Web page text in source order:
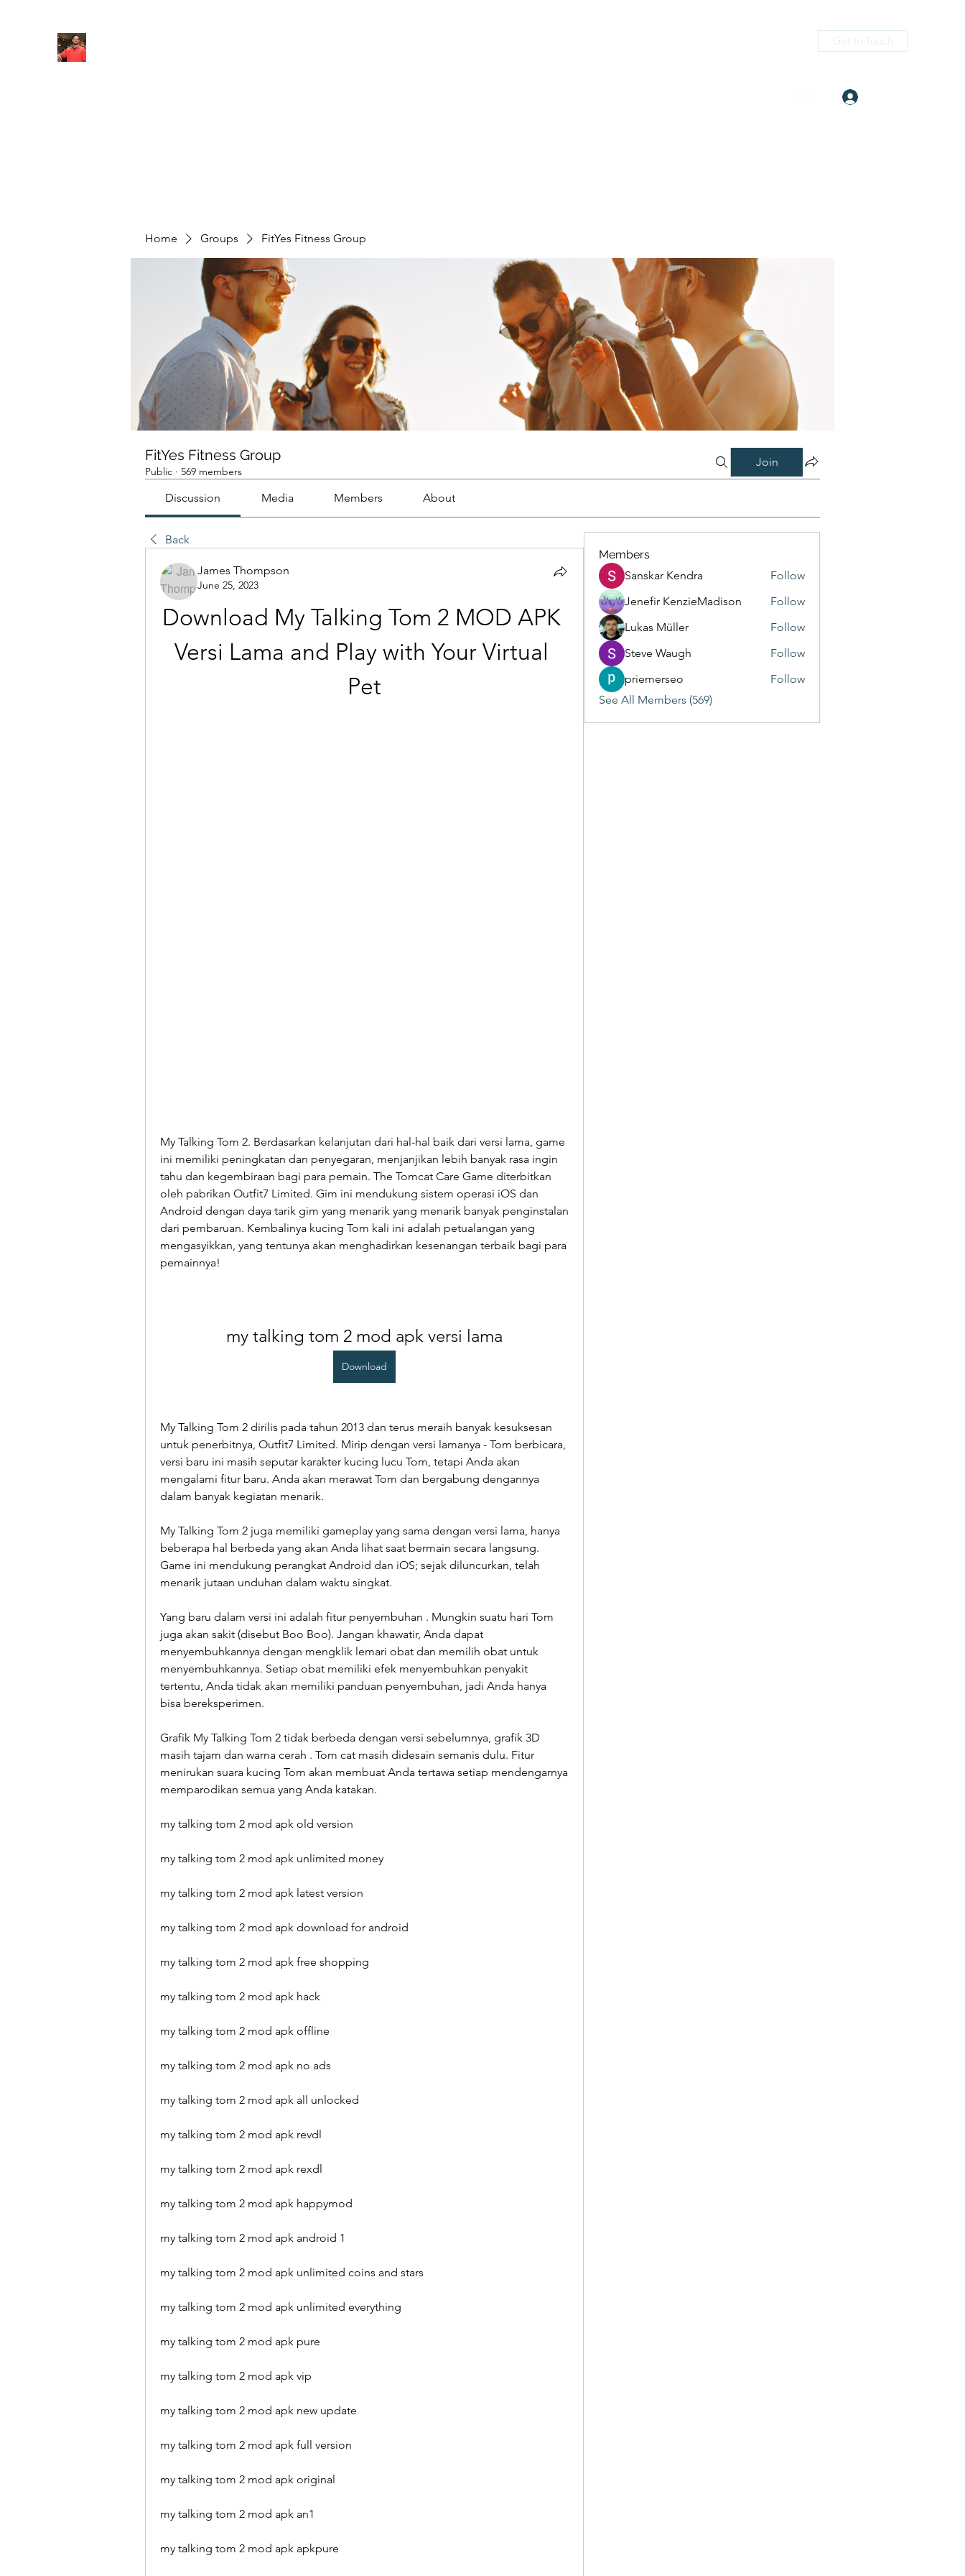
Get In Touch
Home Groups FitYes Fitness Group
FitYes Fitness Group
Public · 569 members
Join
Discussion Media Members About
Back
James Thompson
June 25, 2023
Download My Talking Tom 2 MOD APK
Versi Lama and Play with Your Virtual
Pet
My Talking Tom 2. Berdasarkan kelanjutan dari hal-hal baik dari versi lama, game
ini memiliki peningkatan dan penyegaran, menjanjikan lebih banyak rasa ingin
tahu dan kegembiraan bagi para pemain. The Tomcat Care Game diterbitkan
oleh pabrikan Outfit7 Limited. Gim ini mendukung sistem operasi iOS dan
Android dengan daya tarik gim yang menarik yang menarik banyak penginstalan
dari pembaruan. Kembalinya kucing Tom kali ini adalah petualangan yang
mengasyikkan, yang tentunya akan menghadirkan kesenangan terbaik bagi para
pemainnya!
my talking tom 2 mod apk versi lama
Download
My Talking Tom 2 dirilis pada tahun 2013 dan terus meraih banyak kesuksesan
untuk penerbitnya, Outfit7 Limited. Mirip dengan versi lamanya - Tom berbicara,
versi baru ini masih seputar karakter kucing lucu Tom, tetapi Anda akan
mengalami fitur baru. Anda akan merawat Tom dan bergabung dengannya
dalam banyak kegiatan menarik.
My Talking Tom 2 juga memiliki gameplay yang sama dengan versi lama, hanya
beberapa hal berbeda yang akan Anda lihat saat bermain secara langsung.
Game ini mendukung perangkat Android dan iOS; sejak diluncurkan, telah
menarik jutaan unduhan dalam waktu singkat.
Yang baru dalam versi ini adalah fitur penyembuhan . Mungkin suatu hari Tom
juga akan sakit (disebut Boo Boo). Jangan khawatir, Anda dapat
menyembuhkannya dengan mengklik lemari obat dan memilih obat untuk
menyembuhkannya. Setiap obat memiliki efek menyembuhkan penyakit
tertentu, Anda tidak akan memiliki panduan penyembuhan, jadi Anda hanya
bisa bereksperimen.
Grafik My Talking Tom 2 tidak berbeda dengan versi sebelumnya, grafik 3D
masih tajam dan warna cerah . Tom cat masih didesain semanis dulu. Fitur
menirukan suara kucing Tom akan membuat Anda tertawa setiap mendengarnya
memparodikan semua yang Anda katakan.
my talking tom 2 mod apk old version
my talking tom 2 mod apk unlimited money
my talking tom 2 mod apk latest version
my talking tom 2 mod apk download for android
my talking tom 2 mod apk free shopping
my talking tom 2 mod apk hack
my talking tom 2 mod apk offline
my talking tom 2 mod apk no ads
my talking tom 2 mod apk all unlocked
my talking tom 2 mod apk revdl
my talking tom 2 mod apk rexdl
my talking tom 2 mod apk happymod
my talking tom 2 mod apk android 1
my talking tom 2 mod apk unlimited coins and stars
my talking tom 2 mod apk unlimited everything
my talking tom 2 mod apk pure
my talking tom 2 mod apk vip
my talking tom 2 mod apk new update
my talking tom 2 mod apk full version
my talking tom 2 mod apk original
my talking tom 2 mod apk an1
my talking tom 2 mod apk apkpure
Members
Sanskar Kendra
Follow
Jenefir KenzieMadison
Follow
Lukas Müller
Follow
Steve Waugh
Follow
priemerseo
Follow
See All Members (569)